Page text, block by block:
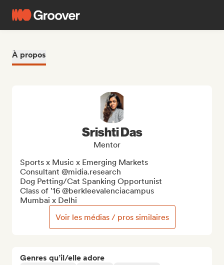
À propos
Genres qu’il/elle adore
Srishti Das
Mentor
Sports x Music x Emerging Markets
Consultant @midia.research
Dog Petting/Cat Spanking Opportunist
Class of '16 @berkleevalenciacampus
Mumbai x Delhi
Voir les médias / pros similaires